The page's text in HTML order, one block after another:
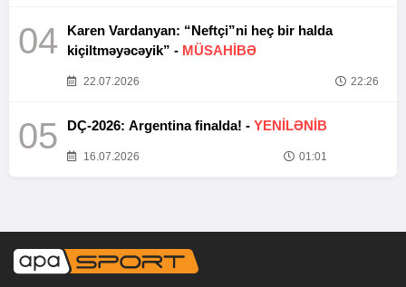
04
Karen Vardanyan: “Neftçi”ni heç bir halda
kiçiltməyəcəyik” - MÜSAHİBƏ
22.07.2026 22:26
05 DÇ-2026: Argentina finalda! - YENİLƏNİB
16.07.2026 01:01